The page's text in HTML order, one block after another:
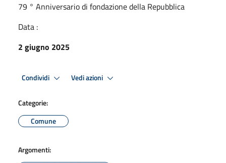
79 ° Anniversario di fondazione della Repubblica
Data :
2 giugno 2025
Condividi Vedi azioni
Categorie:
Comune
Argomenti: